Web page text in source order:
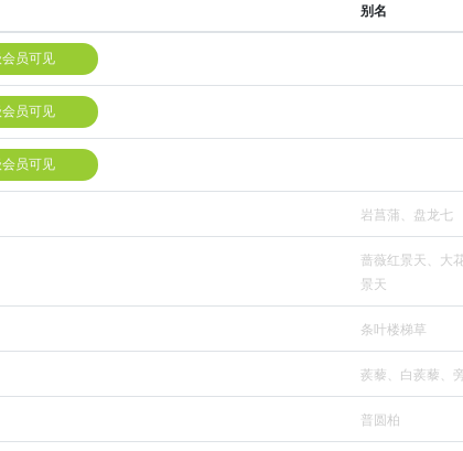
别名
员可见
员可见
员可见
岩菖蒲、盘龙七
蔷薇红景天、大
景天
条叶楼梯草
蒺藜、白蒺藜、
普圆柏